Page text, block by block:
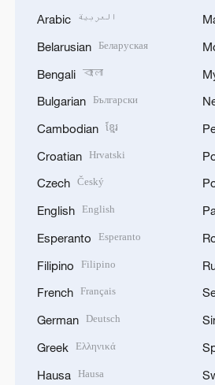
Arabic العربية
Belarusian Беларуская
Bengali বাংলা
Bulgarian Български
Cambodian ខ្មែរ
Croatian Hrvatski
Czech Český
English English
Esperanto Esperanto
Filipino Filipino
French Français
German Deutsch
Greek Ελληνικά
Hausa Hausa